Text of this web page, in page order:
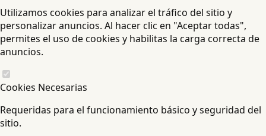
Utilizamos cookies para analizar el tráfico del sitio y
personalizar anuncios. Al hacer clic en "Aceptar todas",
permites el uso de cookies y habilitas la carga correcta de
anuncios.
Cookies Necesarias
Requeridas para el funcionamiento básico y seguridad del
sitio.